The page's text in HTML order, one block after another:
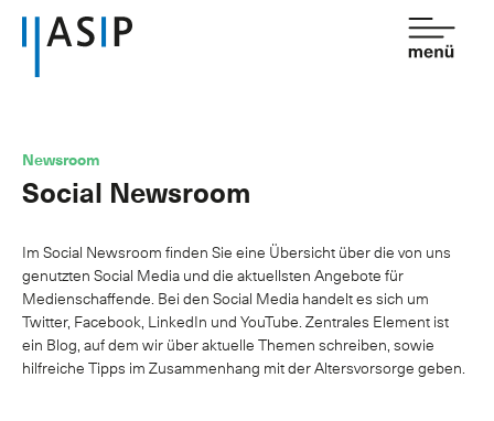
Kontakt de
Verband
Dienstleistungen
Mitgliedschaft
Wissen
Newsroom
Newsroom
Social Newsroom
Im Social Newsroom finden Sie eine Übersicht über die von uns
genutzten Social Media und die aktuellsten Angebote für
Medienschaffende. Bei den Social Media handelt es sich um
Twitter, Facebook, LinkedIn und YouTube. Zentrales Element ist
ein Blog, auf dem wir über aktuelle Themen schreiben, sowie
hilfreiche Tipps im Zusammenhang mit der Altersvorsorge geben.